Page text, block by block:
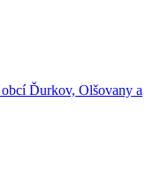
Ďurkov, Olšovany a